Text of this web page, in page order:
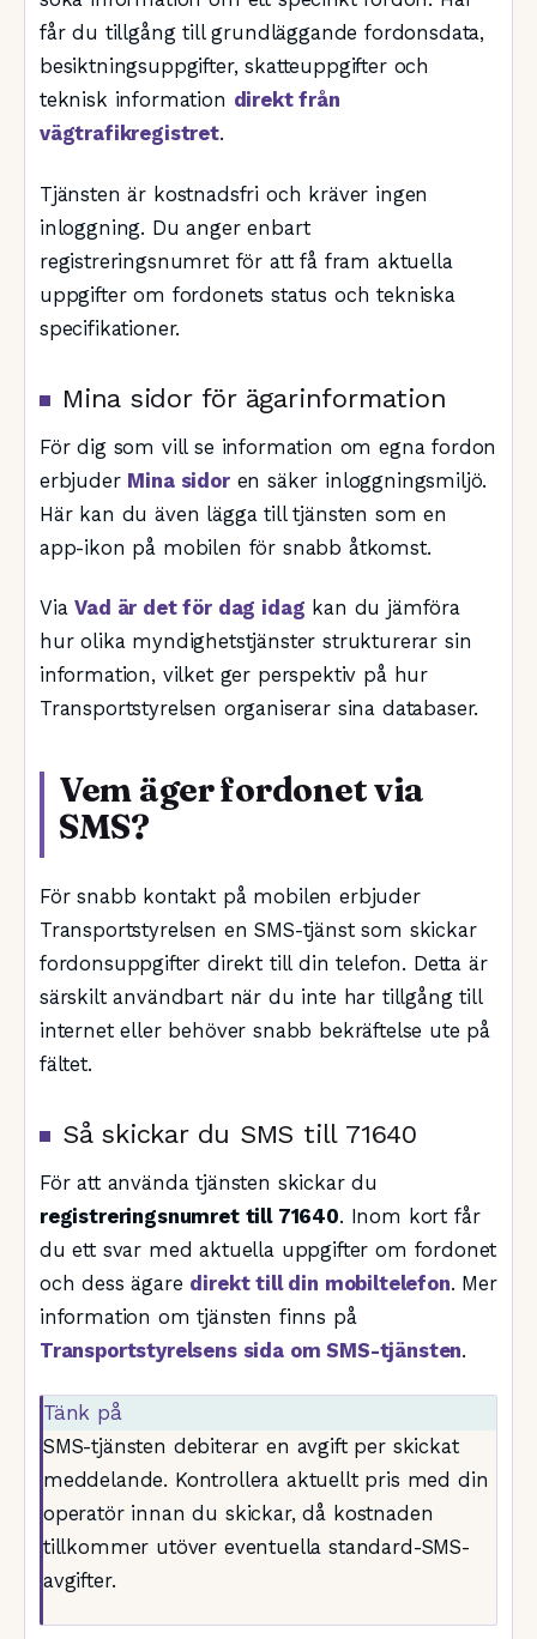
får du tillgång till grundläggande fordonsdata,
besiktningsuppgifter, skatteuppgifter och
teknisk information direkt från
vägtrafikregistret.
Tjänsten är kostnadsfri och kräver ingen
inloggning. Du anger enbart
registreringsnumret för att få fram aktuella
uppgifter om fordonets status och tekniska
specifikationer.
Mina sidor för ägarinformation
För dig som vill se information om egna fordon
erbjuder Mina sidoren säker inloggningsmiljö.
Här kan du även lägga till tjänsten som en
app-ikon på mobilen för snabb åtkomst.
ViaVad är det för dag idag kan du jämföra
hur olika myndighetstjänster strukturerar sin
information, vilket ger perspektiv på hur
Transportstyrelsen organiserar sina databaser.
Vem äger fordonet via
SMS?
För snabb kontakt på mobilen erbjuder
Transportstyrelsen en SMS-tjänst som skickar
fordonsuppgifter direkt till din telefon. Detta är
särskilt användbart när du inte har tillgång till
internet eller behöver snabb bekräftelse ute på
fältet.
Så skickar du SMS till 71640
För att använda tjänsten skickar du
registreringsnumret till 71640. Inom kort får
du ett svar med aktuella uppgifter om fordonet
och dess ägare direkt till din mobiltelefon. Mer
information om tjänsten finns på
Transportstyrelsens sida om SMS-tjänsten.
Tänk på
SMS-tjänsten debiterar en avgift per skickat
meddelande. Kontrollera aktuellt pris med din
operatör innan du skickar, då kostnaden
tillkommer utöver eventuella standard-SMS-
avgifter.